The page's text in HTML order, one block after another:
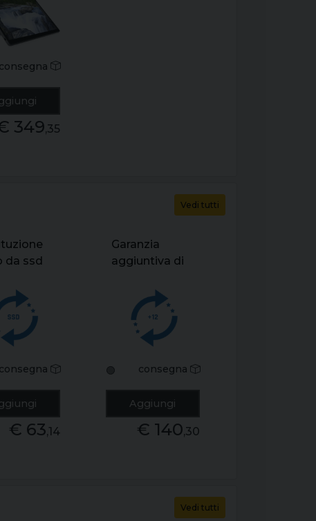
1130g7
ssd
b+
consegna
349,35
Vedi tutti
da ssd
per pc
consegna
€ 63,14
Garanzia
aggiuntiva di
workstation
fisse e mobile
🟢 consegna
Aggiungi
€ 140,30
Vedi tutti